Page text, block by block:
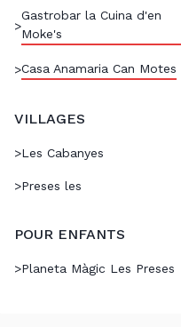
>
Gastrobar la Cuina d'en
Moke's
>Casa Anamaria Can Motes
VILLAGES
>Les Cabanyes
>Preses les
POUR ENFANTS
>Planeta Màgic Les Preses